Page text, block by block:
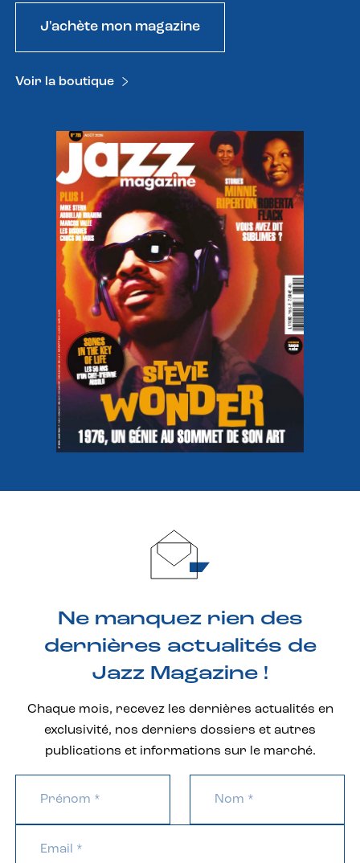
J'achète mon magazine
Voir la boutique
Ne manquez rien des
dernières actualités de
Jazz Magazine !
Chaque mois, recevez les dernières actualités en
exclusivité, nos derniers dossiers et autres
publications et informations sur le marché.